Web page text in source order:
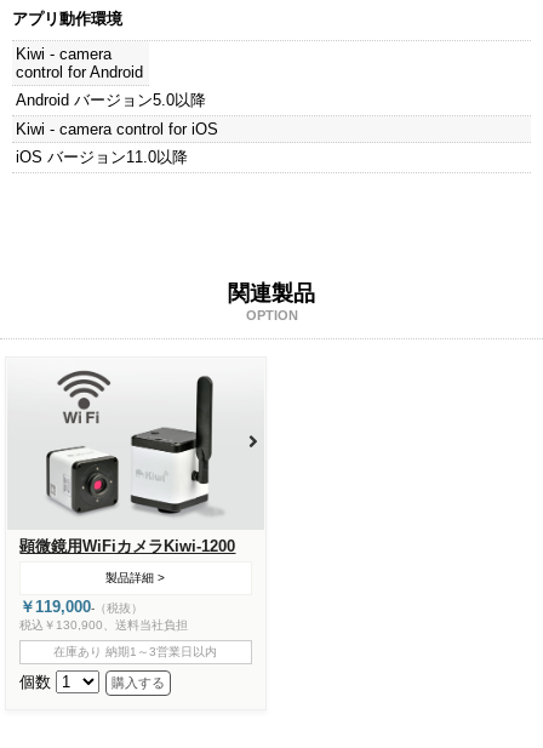
アプリ動作環境
Kiwi - camera
control for Android
Android バージョン5.0以降
Kiwi - camera control for iOS
iOS バージョン11.0以降
関連製品
OPTION
顕微鏡用WiFiカメラKiwi-1200
製品詳細 >
￥119,000- （税抜）
税込￥130,900、送料当社負担
在庫あり 納期1～3営業日以内
個数